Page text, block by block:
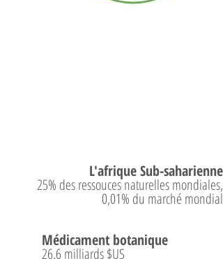
L'afrique Sub-saharienne
25% des ressouces naturelles mondiales,
0,01% du marché mondial
Médicament botanique
26,6 milliards $US